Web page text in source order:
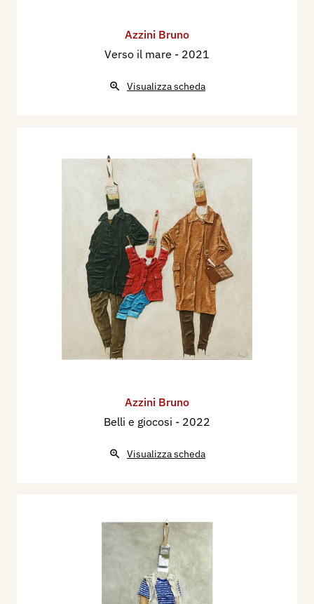
Azzini Bruno
Verso il mare - 2021
Visualizza scheda
Azzini Bruno
Belli e giocosi - 2022
Visualizza scheda